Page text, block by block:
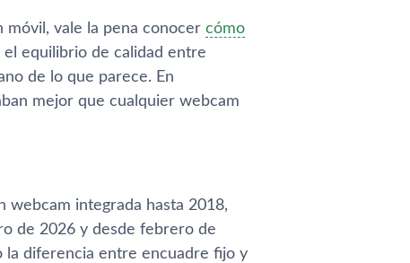
móvil, vale la pena conocer cómo
el equilibrio de calidad entre
de lo que parece. En
mejor que cualquier webcam
webcam integrada hasta 2018,
de 2026 y desde febrero de
la diferencia entre encuadre fijo y